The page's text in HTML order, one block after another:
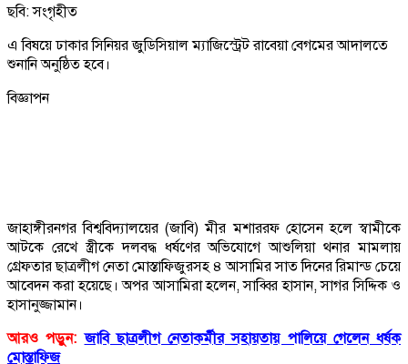
ছবি: সংগৃহীত
এ বিষয়ে ঢাকার সিনিয়র জুডিসিয়াল ম্যাজিস্ট্রেট রাবেয়া বেগমের আদালতে
শুনানি অনুষ্ঠিত হবে।
বিজ্ঞাপন
জাহাঙ্গীরনগর বিশ্ববিদ্যালয়ের (জাবি) মীর মশাররফ হোসেন হলে স্বামীকে
আটকে রেখে স্ত্রীকে দলবদ্ধ ধর্ষণের অভিযোগে আশুলিয়া থনার মামলায়
গ্রেফতার ছাত্রলীগ নেতা মোস্তাফিজুরসহ ৪ আসামির সাত দিনের রিমান্ড চেয়ে
আবেদন করা হয়েছে। অপর আসামিরা হলেন, সাব্বির হাসান, সাগর সিদ্দিক ও
হাসানুজ্জামান।
আরও পড়ুন: জাবি ছাত্রলীগ নেতাকর্মীর সহায়তায় পালিয়ে গেলেন ধর্ষক
মোস্তাফিজ